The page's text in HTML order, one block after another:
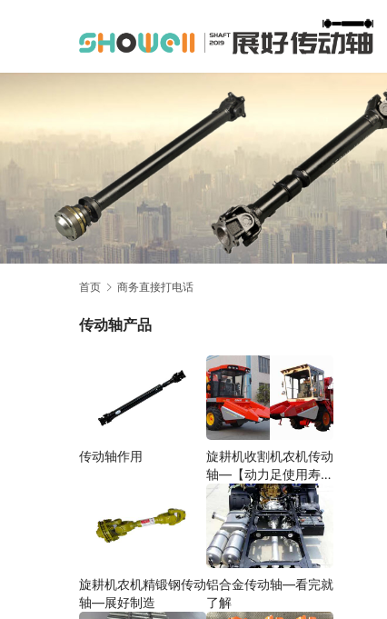
首页 商务直接打电话
传动轴产品
传动轴作用
旋耕机收割机农机传动
轴—【动力足使用寿命
久】
旋耕机农机精锻钢传动
轴—展好制造
铝合金传动轴—看完就
了解